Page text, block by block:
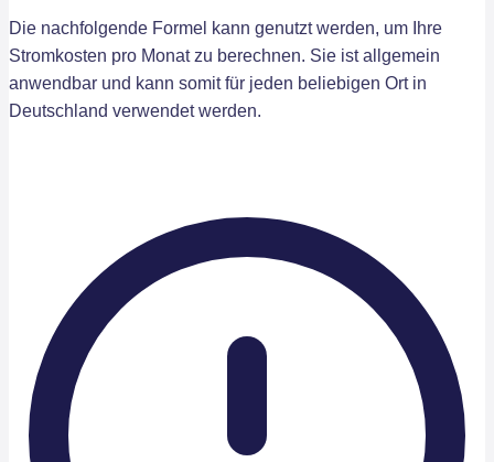
Die nachfolgende Formel kann genutzt werden, um Ihre
Stromkosten pro Monat zu berechnen. Sie ist allgemein
anwendbar und kann somit für jeden beliebigen Ort in
Deutschland verwendet werden.